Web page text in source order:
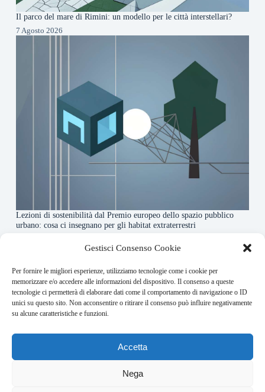
Gestisci Consenso Cookie
Per fornire le migliori esperienze, utilizziamo tecnologie come i cookie per
memorizzare e/o accedere alle informazioni del dispositivo. Il consenso a queste
tecnologie ci permetterà di elaborare dati come il comportamento di navigazione o ID
unici su questo sito. Non acconsentire o ritirare il consenso può influire negativamente
su alcune caratteristiche e funzioni.
Accetta
Nega
Il parco del mare di Rimini: un modello per le città interstellari?
7 Agosto 2026
Lezioni di sostenibilità dal Premio europeo dello spazio pubblico
urbano: cosa ci insegnano per gli habitat extraterrestri
About this website
Orbitare ogni giorno trova per te le notizie più rilevanti in
ambito space economy.
Address:
VIA USODIMARE 3 - 37138 - VERONA (VR)
redazione@bullet-network.com